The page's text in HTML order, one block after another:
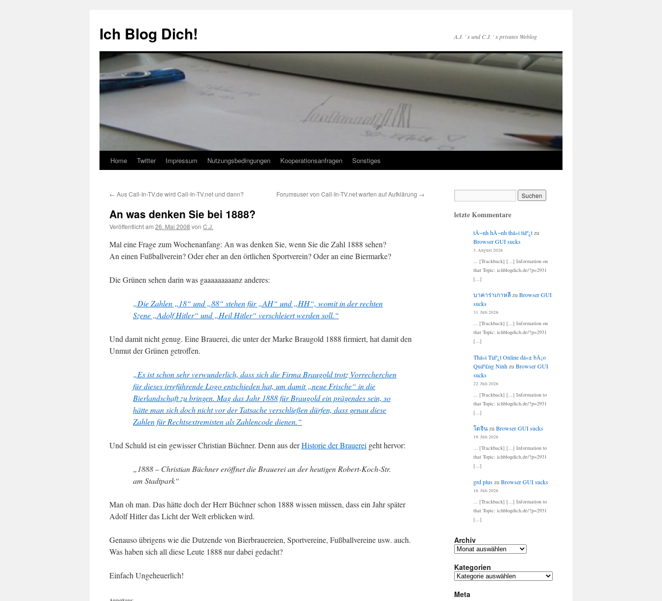
springen
Ich Blog Dich! A.J. ' s und C.J. ' s privates Weblog
Home Twitter Impressum Nutzungsbedingungen Kooperationsanfragen Sonstiges
← Aus Call-In-TV.de wird Call-In-TV.net und dann? Forumsuser von Call-In-TV.net warten auf Aufklärung →
An was denken Sie bei 1888?
Veröffentlicht am 26. Mai 2008 von C.J.
Mal eine Frage zum Wochenanfang: An was denken Sie, wenn Sie die Zahl 1888 sehen?
An einen Fußballverein? Oder eher an den örtlichen Sportverein? Oder an eine Biermarke?
Die Grünen sehen darin was gaaaaaaaaanz anderes:
„Die Zahlen „18“ und „88“ stehen für „AH“ und „HH“, womit in der rechten
Szene „Adolf Hitler“ und „Heil Hitler“ verschleiert werden soll.“
Und damit nicht genug. Eine Brauerei, die unter der Marke Braugold 1888 firmiert, hat damit den
Unmut der Grünen getroffen.
„Es ist schon sehr verwunderlich, dass sich die Firma Braugold trotz Vorrecherchen
für dieses irreführende Logo entschieden hat, um damit „neue Frische“ in die
Bierlandschaft zu bringen. Mag das Jahr 1888 für Braugold ein prägendes sein, so
hätte man sich doch nicht vor der Tatsache verschließen dürfen, dass genau diese
Zahlen für Rechtsextremisten als Zahlencode dienen.“
Und Schuld ist ein gewisser Christian Büchner. Denn aus derHistorie der Brauerei geht hervor:
„1888 – Christian Büchner eröffnet die Brauerei an der heutigen Robert-Koch-Str.
am Stadtpark“
Man oh man. Das hätte doch der Herr Büchner schon 1888 wissen müssen, dass ein Jahr später
Adolf Hitler das Licht der Welt erblicken wird.
Genauso übrigens wie die Dutzende von Bierbrauereien, Sportvereine, Fußballvereine usw. auch.
Was haben sich all diese Leute 1888 nur dabei gedacht?
Einfach Ungeheuerlich!
letzte Kommentare
tÃ¬nh hÃ¬nh thá»i tiáº¿tzu
Browser GUI sucks
3. August 2026
... [Trackback] [...] Information on
that Topic: ichblogdich.de/?p=2931
[...]
บาคาร่าเกาหลีzuBrowser GUI
sucks
31. Juli 2026
... [Trackback] [...] Information on
that Topic: ichblogdich.de/?p=2931
[...]
Thá»i Tiáº¿t Online dá»± bÃ¡o
Quáº£ng Ninhzu Browser GUI
sucks
22. Juli 2026
... [Trackback] [...] Information to
that Topic: ichblogdich.de/?p=2931
[...]
โดจินzuBrowser GUI sucks
19. Juli 2026
... [Trackback] [...] Information to
that Topic: ichblogdich.de/?p=2931
[...]
grd pluszu Browser GUI sucks
16. Juli 2026
... [Trackback] [...] Information to
that Topic: ichblogdich.de/?p=2931
[...]
Archiv
Archiv
Kategorien
Kategorien
Meta